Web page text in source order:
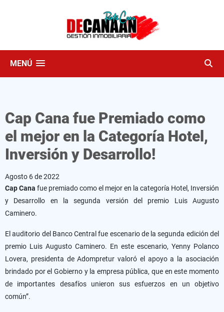
MENÚ
Cap Cana fue Premiado como
el mejor en la Categoría Hotel,
Inversión y Desarrollo!
Agosto 6 de 2022
Cap Cana fue premiado como el mejor en la categoría Hotel, Inversión
y Desarrollo en la segunda versión del premio Luis Augusto
Caminero.
El auditorio del Banco Central fue escenario de la segunda edición del
premio Luis Augusto Caminero. En este escenario, Yenny Polanco
Lovera, presidenta de Adompretur valoró el apoyo a la asociación
brindado por el Gobierno y la empresa pública, que en este momento
de importantes desafíos unieron sus esfuerzos en un objetivo
común”.